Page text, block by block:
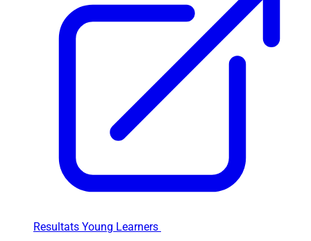
Resultats Young Learners